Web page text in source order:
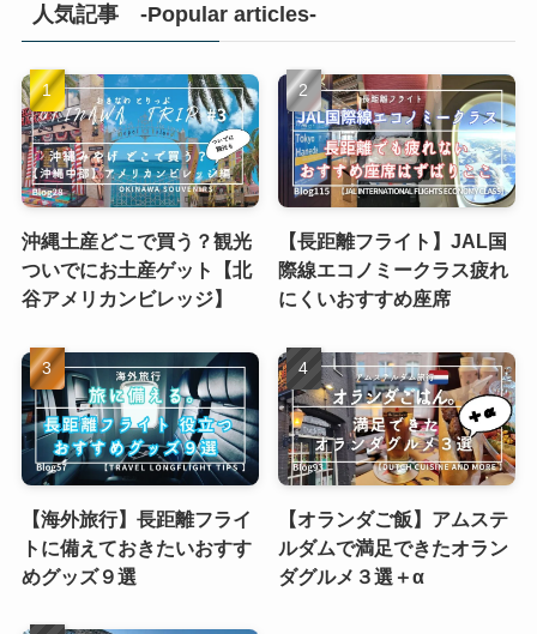
人気記事 -Popular articles-
沖縄土産どこで買う？観光
ついでにお土産ゲット【北
谷アメリカンビレッジ】
【長距離フライト】JAL国
際線エコノミークラス疲れ
にくいおすすめ座席
【海外旅行】長距離フライ
トに備えておきたいおすす
めグッズ９選
【オランダご飯】アムステ
ルダムで満足できたオラン
ダグルメ３選＋α